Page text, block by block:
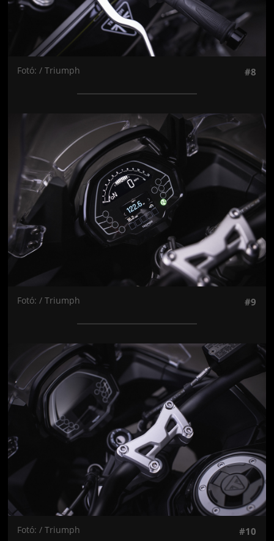
Fotó: / Triumph #8
Jön még kép!
Fotó: / Triumph #9
Jön még kép!
Fotó: / Triumph #10